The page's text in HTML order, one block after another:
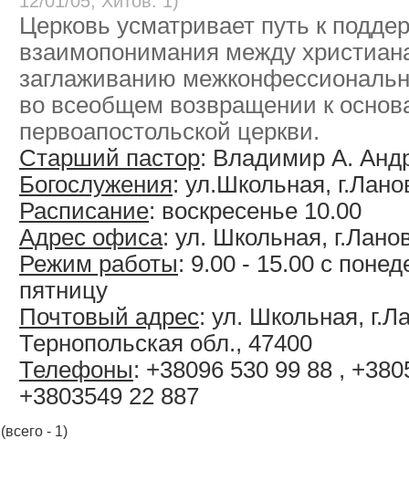
Церковь усматривает путь к
взаимопонимания между
заглаживанию
во всеобщем возвращении к
первоапостольской церкви.
Старший пастор: Владимир А.
Богослужения: ул.Школьная,
Расписание: воскресенье 10.00
Адрес офиса: ул. Школьная,
Режим работы: 9.00 - 15.00 с
пятницу
Почтовый адрес: ул. Школьная,
Тернопольская обл., 47400
Телефоны: +38096 530 99 88 ,
+3803549 22 887
(всего - 1)